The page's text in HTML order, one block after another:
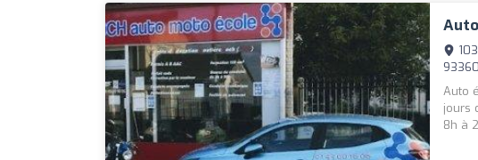
Auto
jours
8h à